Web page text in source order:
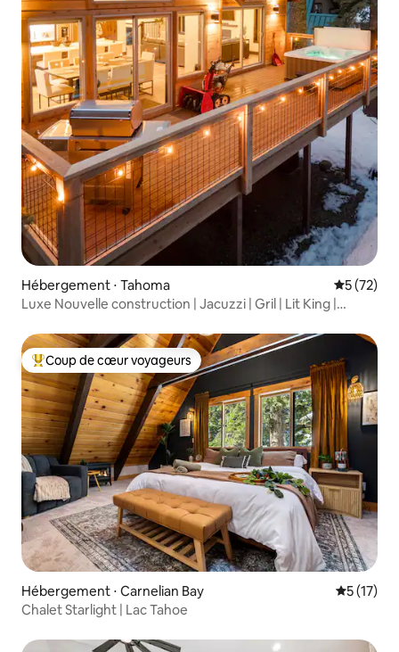
Hébergement ⋅ Tahoma
5 (72)
Luxe Nouvelle construction | Jacuzzi | Gril | Lit King |
Coups de cœur voyageurs les plus appréciés
Coup de cœur voyageurs
Hébergement ⋅ Carnelian Bay
5 (17)
Chalet Starlight | Lac Tahoe